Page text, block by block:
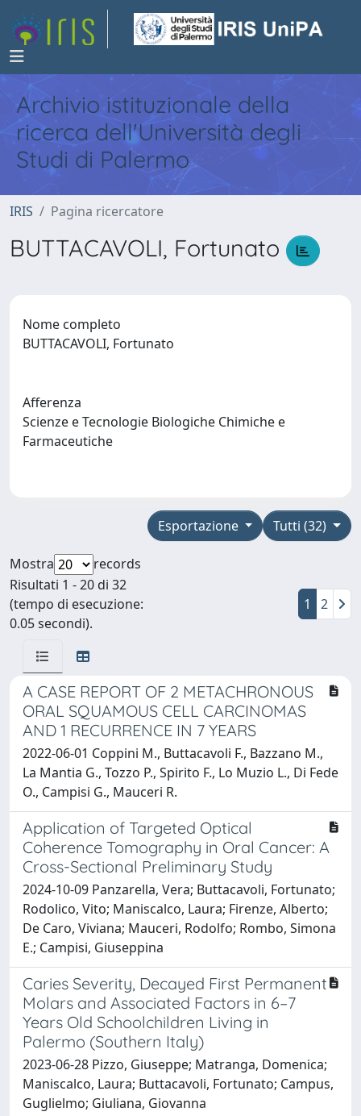
Archivio istituzionale della
ricerca dell'Università degli
Studi di Palermo
IRIS Pagina ricercatore
BUTTACAVOLI, Fortunato
Nome completo
BUTTACAVOLI, Fortunato
Afferenza
Scienze e Tecnologie Biologiche Chimiche e
Farmaceutiche
Tutti (32)
Esportazione
Mostra
records
Risultati 1 - 20 di 32
(tempo di esecuzione:
0.05 secondi).
1 2
A CASE REPORT OF 2 METACHRONOUS
ORAL SQUAMOUS CELL CARCINOMAS
AND 1 RECURRENCE IN 7 YEARS
2022-06-01 Coppini M., Buttacavoli F., Bazzano M.,
La Mantia G., Tozzo P., Spirito F., Lo Muzio L., Di Fede
O., Campisi G., Mauceri R.
Application of Targeted Optical
Coherence Tomography in Oral Cancer: A
Cross-Sectional Preliminary Study
2024-10-09 Panzarella, Vera; Buttacavoli, Fortunato;
Rodolico, Vito; Maniscalco, Laura; Firenze, Alberto;
De Caro, Viviana; Mauceri, Rodolfo; Rombo, Simona
E.; Campisi, Giuseppina
Caries Severity, Decayed First Permanent
Molars and Associated Factors in 6–7
Years Old Schoolchildren Living in
Palermo (Southern Italy)
2023-06-28 Pizzo, Giuseppe; Matranga, Domenica;
Maniscalco, Laura; Buttacavoli, Fortunato; Campus,
Guglielmo; Giuliana, Giovanna